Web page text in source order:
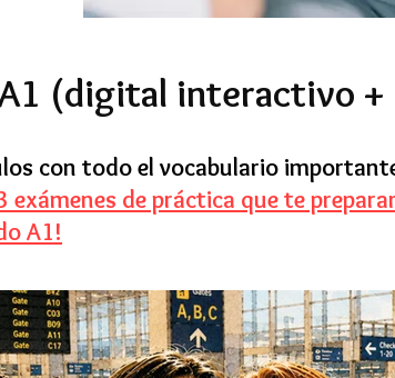
(digital interactivo +
con todo el vocabulario
exámenes de práctica que te
A1!